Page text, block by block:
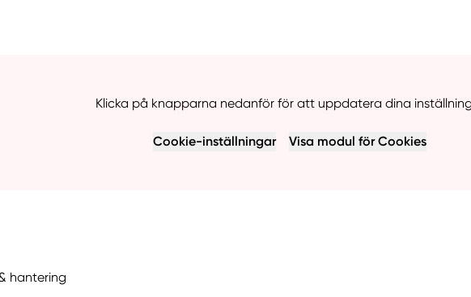
Klicka på knapparna nedanför för att uppdatera dina
Cookie-inställningar Visa modul för Cookies
hantering